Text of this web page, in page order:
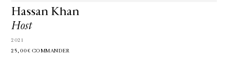
Hassan Khan
Host
2021
25,00€ COMMANDER